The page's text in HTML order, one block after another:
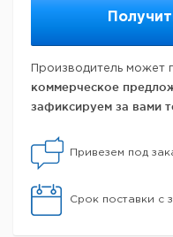
Производитель может
коммерческое
зафиксируем за вами
Привезем под
Срок поставки с